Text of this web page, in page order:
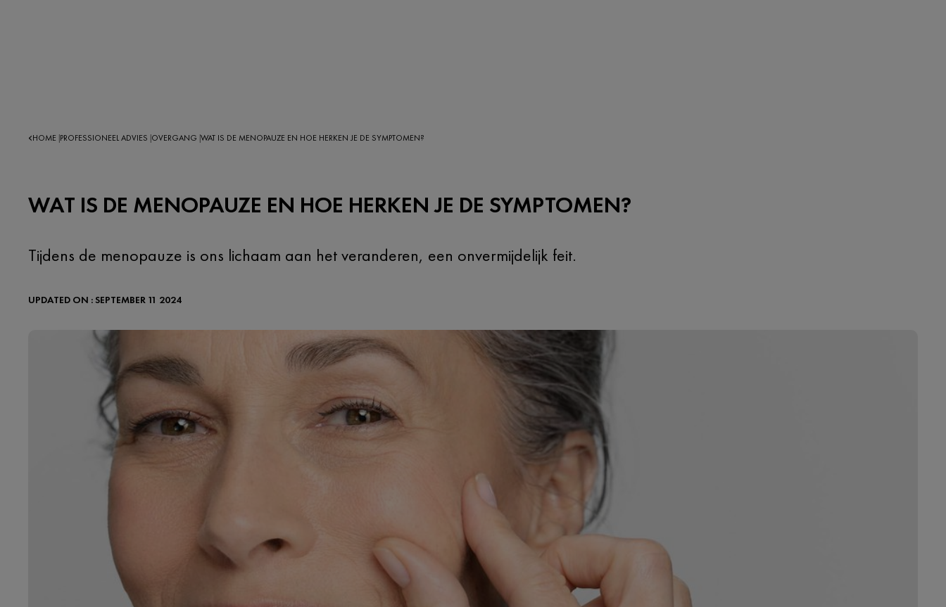
HOME PROFESSIONEEL ADVIES OVERGANG WAT IS DE MENOPAUZE EN HOE HERKEN JE DE SYMPTOMEN?
WAT IS DE MENOPAUZE EN HOE HERKEN JE DE SYMPTOMEN?
Tijdens de menopauze is ons lichaam aan het veranderen, een onvermijdelijk feit.
UPDATED ON : SEPTEMBER 11 2024